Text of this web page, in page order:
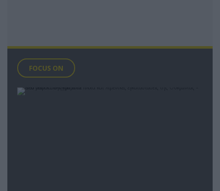
FOCUS ON